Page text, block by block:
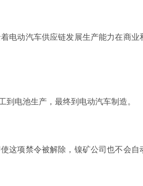
电动汽车供应链发展生产能力在商业
电池生产，最终到电动汽车制造。
这项禁令被解除，镍矿公司也不会自